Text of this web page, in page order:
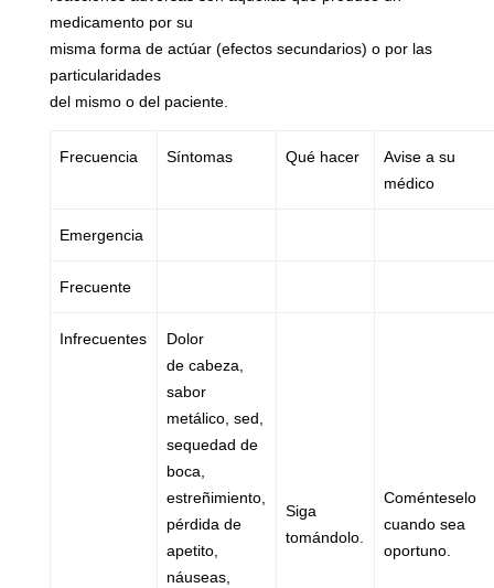
medicamento por su
misma forma de actúar (efectos secundarios) o por las
particularidades
del mismo o del paciente.
Frecuencia Síntomas Qué hacer
Avise a su
médico
Emergencia
Frecuente
Infrecuentes
Dolor
de cabeza,
sabor
metálico, sed,
sequedad de
boca,
estreñimiento,
pérdida de
apetito,
náuseas,
Siga
tomándolo.
Coménteselo
cuando sea
oportuno.